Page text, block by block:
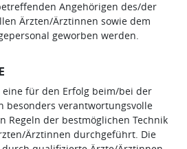
Angehörigen des/der
Ärzten/Ärztinnen sowie dem
geworben werden.
eine für den Erfolg beim/bei der
besonders verantwortungsvolle
Regeln der bestmöglichen Technik
Ärztinnen durchgeführt. Die